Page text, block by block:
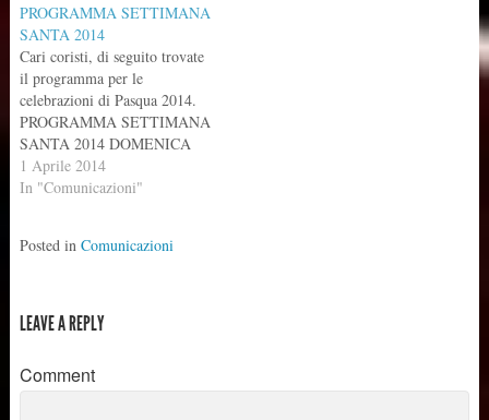
PROGRAMMA SETTIMANA
SANTA 2014
Cari coristi, di seguito trovate
il programma per le
celebrazioni di Pasqua 2014.
PROGRAMMA SETTIMANA
SANTA 2014 DOMENICA
DELLE PALME Processione:
PUERI HEBREORUM
GIORNO Canto al vangelo:
SILENZIO Offertorio: O
1 Aprile 2014
In "Comunicazioni"
Posted in Comunicazioni
LEAVE A REPLY
Comment